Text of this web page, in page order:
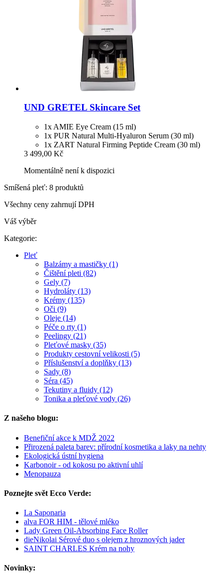
UND GRETEL Skincare Set
1x AMIE Eye Cream (15 ml)
1x PUR Natural Multi-Hyaluron Serum (30 ml)
1x ZART Natural Firming Peptide Cream (30 ml)
3 499,00 Kč
Momentálně není k dispozici
Smíšená pleť: 8 produktů
Všechny ceny zahrnují DPH
Váš výběr
Kategorie:
Pleť
Balzámy a mastičky (1)
Čištění pleti (82)
Gely (7)
Hydroláty (13)
Krémy (135)
Oči (9)
Oleje (14)
Péče o rty (1)
Peelingy (21)
Pleťové masky (35)
Produkty cestovní velikosti (5)
Příslušenství a doplňky (13)
Sady (8)
Séra (45)
Tekutiny a fluidy (12)
Tonika a pleťové vody (26)
Z našeho blogu:
Benefiční akce k MDŽ 2022
Přirozená paleta barev: přírodní kosmetika a laky na nehty
Ekologická ústní hygiena
Karbonoir - od kokosu po aktivní uhlí
Menopauza
Poznejte svět Ecco Verde:
La Saponaria
alva FOR HIM - tělové mléko
Lady Green Oil-Absorbing Face Roller
dieNikolai Sérové duo s olejem z hroznových jader
SAINT CHARLES Krém na nohy
Novinky: